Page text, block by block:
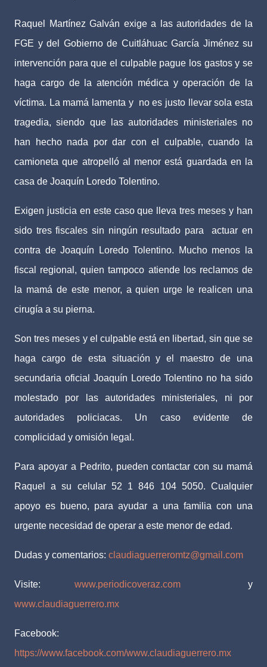
Raquel Martínez Galván exige a las autoridades de la
FGE y del Gobierno de Cuitláhuac García Jiménez su
intervención para que el culpable pague los gastos y se
haga cargo de la atención médica y operación de la
víctima. La mamá lamenta y no es justo llevar sola esta
tragedia, siendo que las autoridades ministeriales no
han hecho nada por dar con el culpable, cuando la
camioneta que atropelló al menor está guardada en la
casa de Joaquín Loredo Tolentino.
Exigen justicia en este caso que lleva tres meses y han
sido tres fiscales sin ningún resultado para actuar en
contra de Joaquín Loredo Tolentino. Mucho menos la
fiscal regional, quien tampoco atiende los reclamos de
la mamá de este menor, a quien urge le realicen una
cirugía a su pierna.
Son tres meses y el culpable está en libertad, sin que se
haga cargo de esta situación y el maestro de una
secundaria oficial Joaquín Loredo Tolentino no ha sido
molestado por las autoridades ministeriales, ni por
autoridades policiacas. Un caso evidente de
complicidad y omisión legal.
Para apoyar a Pedrito, pueden contactar con su mamá
Raquel a su celular 52 1 846 104 5050. Cualquier
apoyo es bueno, para ayudar a una familia con una
urgente necesidad de operar a este menor de edad.
Dudas y comentarios: claudiaguerreromtz@gmail.com
Visite: www.periodicoveraz.comy
www.claudiaguerrero.mx
Facebook:
https://www.facebook.com/www.claudiaguerrero.mx